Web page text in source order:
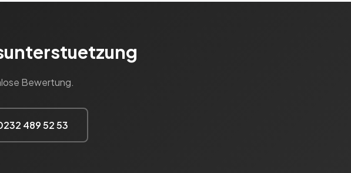
Bewertung.
489 52 53